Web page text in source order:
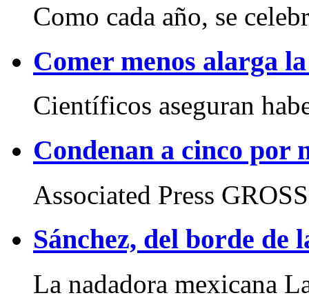
Como cada año, se
Comer menos alarga
Científicos aseguran
Condenan a cinco por
Associated Press
Sánchez, del borde de
La nadadora mexicana